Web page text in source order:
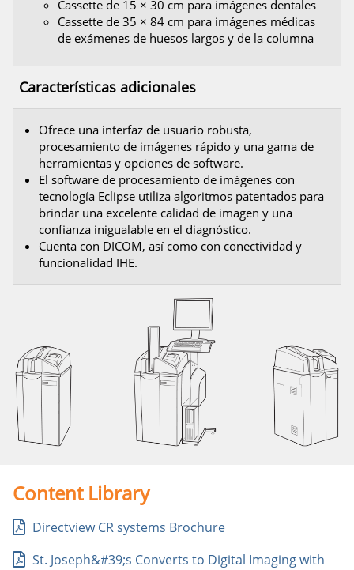
Cassette de 15 × 30 cm para imágenes dentales
Cassette de 35 × 84 cm para imágenes médicas
de exámenes de huesos largos y de la columna
Características adicionales
Ofrece una interfaz de usuario robusta,
procesamiento de imágenes rápido y una gama de
herramientas y opciones de software.
El software de procesamiento de imágenes con
tecnología Eclipse utiliza algoritmos patentados para
brindar una excelente calidad de imagen y una
confianza inigualable en el diagnóstico.
Cuenta con DICOM, así como con conectividad y
funcionalidad IHE.
Content Library
Directview CR systems Brochure
St. Joseph&#39;s Converts to Digital Imaging with